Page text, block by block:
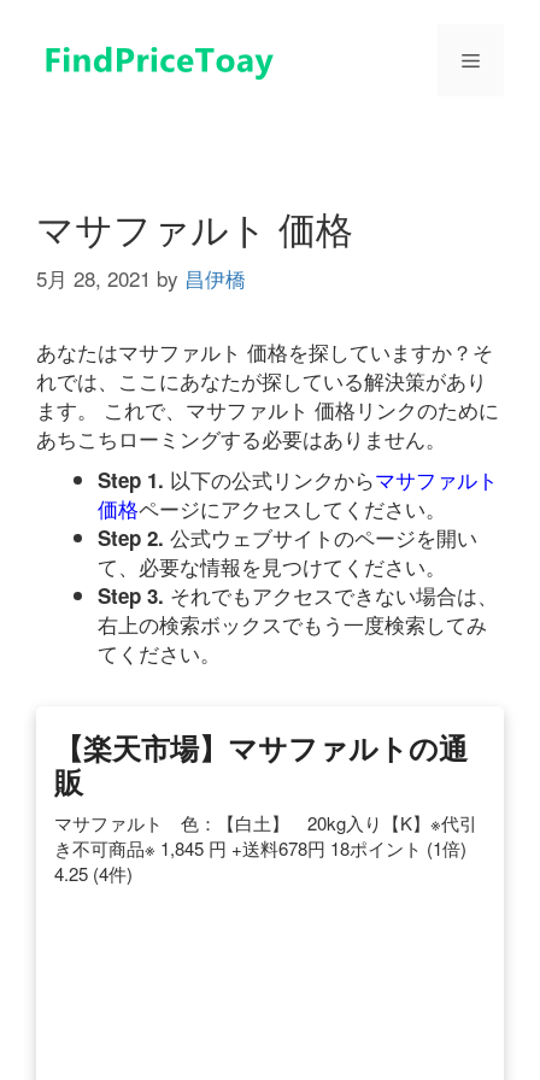
メ
マサファルト 価格
5月 28, 2021 by 昌伊橋
あなたはマサファルト 価格を探していますか？そ
れでは、ここにあなたが探している解決策があり
ます。 これで、マサファルト 価格リンクのために
あちこちローミングする必要はありません。
Step 1. 以下の公式リンクからマサファルト
価格ページにアクセスしてください。
Step 2. 公式ウェブサイトのページを開い
て、必要な情報を見つけてください。
Step 3. それでもアクセスできない場合は、
右上の検索ボックスでもう一度検索してみ
てください。
【楽天市場】マサファルトの通
販
マサファルト 色：【白土】 20kg入り【K】※代引
き不可商品※ 1,845 円 +送料678円 18ポイント (1倍)
4.25 (4件)